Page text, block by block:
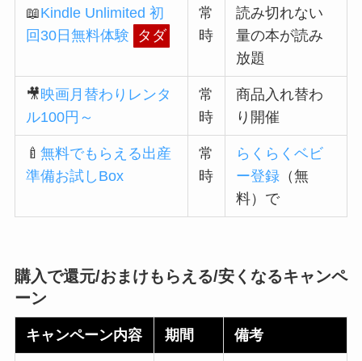
📖Kindle Unlimited 初
回30日無料体験
タダ
常
時
読み切れない
量の本が読み
放題
🎥映画月替わりレンタ
ル100円～
常
時
商品入れ替わ
り開催
🍼無料でもらえる出産
準備お試しBox
常
時
らくらくベビ
ー登録 （無
料）で
購入で還元/おまけもらえる/安くなるキャンペ
ーン
キャンペーン内容 期間 備考